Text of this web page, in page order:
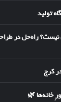
تولید
راه‌حل در
کرج
خانه‌ها 🌿